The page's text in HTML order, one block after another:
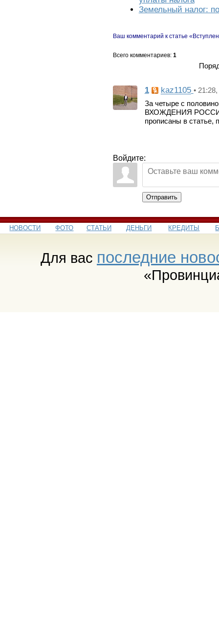
Земельный налог:
Ваш комментарий к статье
Всего комментариев: 1
1 kaz1105 •
За четыре с
ВХОЖДЕНИЯ РОССИИ
прописаны в статье,
Войдите:
Отправить
НОВОСТИ ФОТО СТАТЬИ ДЕНЬГИ КРЕДИТЫ
Для вас последние